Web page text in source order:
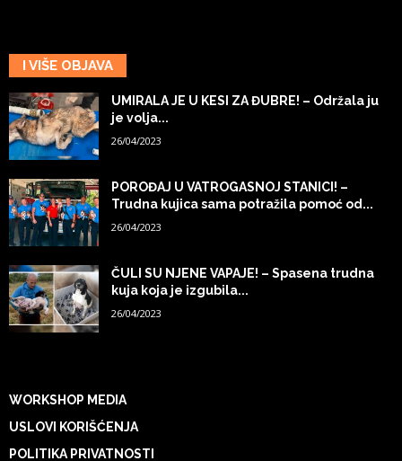
I VIŠE OBJAVA
UMIRALA JE U KESI ZA ĐUBRE! – Održala ju
je volja...
26/04/2023
POROĐAJ U VATROGASNOJ STANICI! –
Trudna kujica sama potražila pomoć od...
26/04/2023
ČULI SU NJENE VAPAJE! – Spasena trudna
kuja koja je izgubila...
26/04/2023
WORKSHOP MEDIA
USLOVI KORIŠĆENJA
POLITIKA PRIVATNOSTI